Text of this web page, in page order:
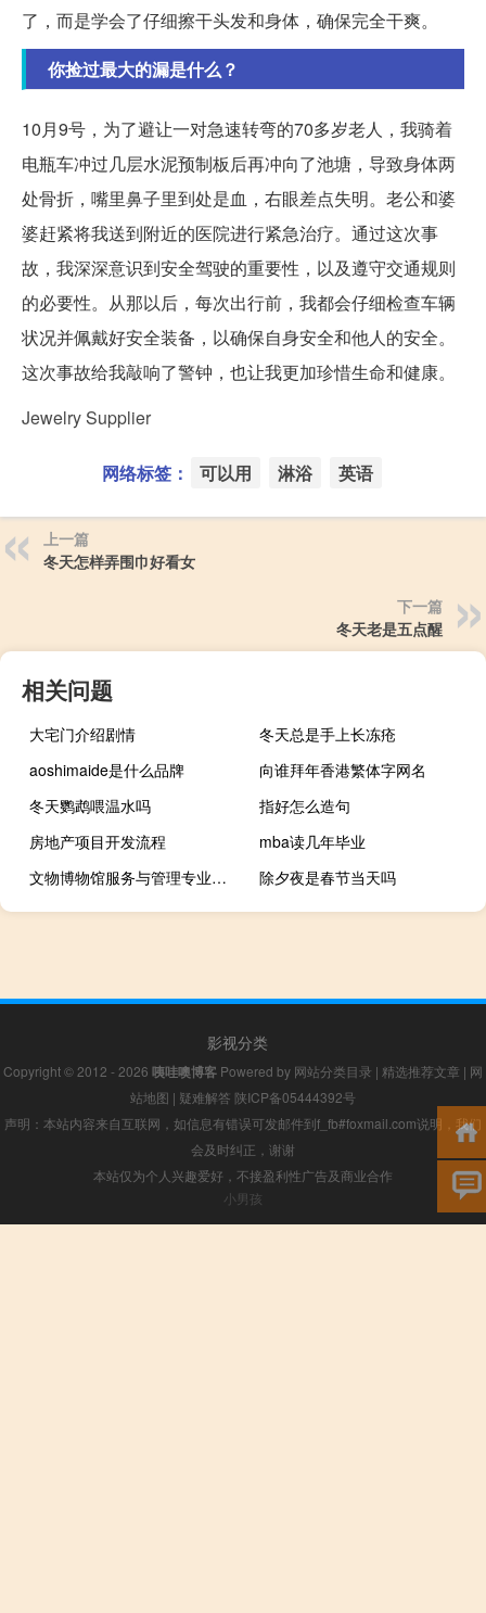
了，而是学会了仔细擦干头发和身体，确保完全干爽。
你捡过最大的漏是什么？
10月9号，为了避让一对急速转弯的70多岁老人，我骑着
电瓶车冲过几层水泥预制板后再冲向了池塘，导致身体两
处骨折，嘴里鼻子里到处是血，右眼差点失明。老公和婆
婆赶紧将我送到附近的医院进行紧急治疗。通过这次事
故，我深深意识到安全驾驶的重要性，以及遵守交通规则
的必要性。从那以后，每次出行前，我都会仔细检查车辆
状况并佩戴好安全装备，以确保自身安全和他人的安全。
这次事故给我敲响了警钟，也让我更加珍惜生命和健康。
Jewelry Supplier
网络标签： 可以用 淋浴 英语
上一篇
冬天怎样弄围巾好看女
下一篇
冬天老是五点醒
相关问题
大宅门介绍剧情
冬天总是手上长冻疮
aoshimaide是什么品牌
向谁拜年香港繁体字网名
冬天鹦鹉喂温水吗
指好怎么造句
房地产项目开发流程
mba读几年毕业
文物博物馆服务与管理专业代码是什么
除夕夜是春节当天吗
影视分类
Copyright © 2012 - 2026 咦哇噢博客 Powered by 网站分类目录 | 精选推荐文章 | 网
站地图 | 疑难解答 陕ICP备05444392号
声明：本站内容来自互联网，如信息有错误可发邮件到f_fb#foxmail.com说明，我们
会及时纠正，谢谢
本站仅为个人兴趣爱好，不接盈利性广告及商业合作
小男孩